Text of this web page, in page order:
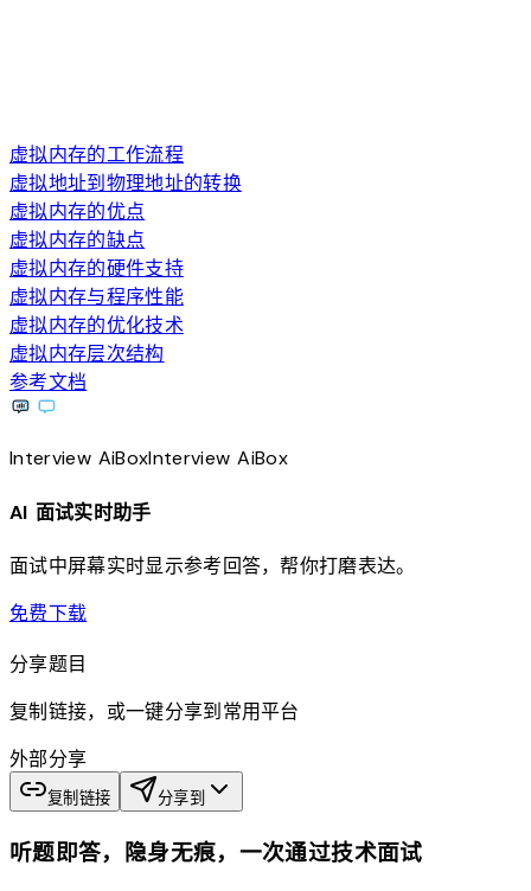
虚拟内存的工作流程
虚拟地址到物理地址的转换
虚拟内存的优点
虚拟内存的缺点
虚拟内存的硬件支持
虚拟内存与程序性能
虚拟内存的优化技术
虚拟内存层次结构
参考文档
Interview AiBoxInterviewAiBox
AI 面试实时助手
面试中屏幕实时显示参考回答，帮你打磨表达。
免费下载download
分享题目
复制链接，或一键分享到常用平台
外部分享
复制链接 分享到
听题即答，隐身无痕，一次通过技术面试